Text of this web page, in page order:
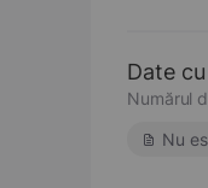
Date
Numărul
Nu